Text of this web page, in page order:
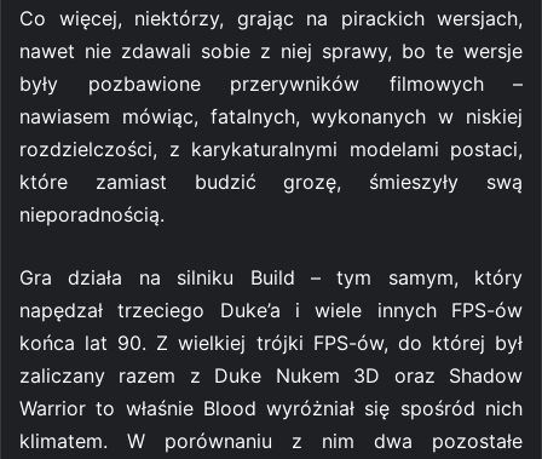
Co więcej, niektórzy, grając na pirackich wersjach,
nawet nie zdawali sobie z niej sprawy, bo te wersje
były pozbawione przerywników filmowych –
nawiasem mówiąc, fatalnych, wykonanych w niskiej
rozdzielczości, z karykaturalnymi modelami postaci,
które zamiast budzić grozę, śmieszyły swą
nieporadnością.
Gra działa na silniku Build – tym samym, który
napędzał trzeciego Duke’a i wiele innych FPS-ów
końca lat 90. Z wielkiej trójki FPS-ów, do której był
zaliczany razem z Duke Nukem 3D oraz Shadow
Warrior to właśnie Blood wyróżniał się spośród nich
klimatem. W porównaniu z nim dwa pozostałe